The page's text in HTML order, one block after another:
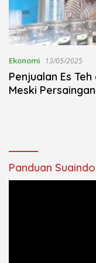
Ekonomi 13/05/2025
Penjualan Es
Meski
Panduan